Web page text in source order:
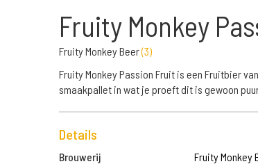
Fruity Monkey
Fruity Monkey Beer(3)
Fruity Monkey Passion Fruit is een Fruitbier
smaakpallet in wat je proeft dit is gewoon
Details
Brouwerij
Fruity Monkey